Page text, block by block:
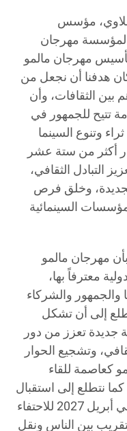
مؤسس
لمؤسسة مهرجان
تأسيس مهرجان مالمو
العربية عام 2011، كان هدفنا أن نجعل من
بين الثقافات، وأن
تتيح للجمهور في
وتنوع السينما
أكثر من ستة عشر
التبادل الثقافي،
وخلق فرص
السينمائية
مهرجان مالمو
معترفاً بها،
والجمهور والشركاء
إلى أن تشكل
جديدة تعزز من دور
وتشجيع الحوار
كعاصمة للقاء
كما نتطلع إلى استقبال
ضيوفنا وشركائنا وجمهورنا في أبريل 2027 للاحتفاء
بين الناس ونقل